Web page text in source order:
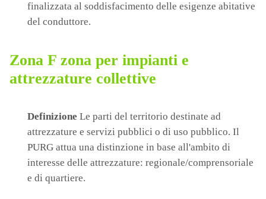
finalizzata al soddisfacimento delle esigenze abitative
del conduttore.
Zona F zona per impianti e
attrezzature collettive
Definizione Le parti del territorio destinate ad
attrezzature e servizi pubblici o di uso pubblico. Il
PURG attua una distinzione in base all'ambito di
interesse delle attrezzature: regionale/comprensoriale
e di quartiere.